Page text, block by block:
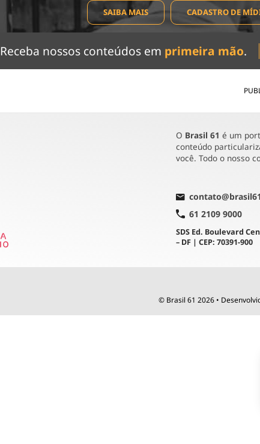
SAIBA MAIS CADASTRO DE
Receba nossos conteúdos em primeira mão.
O Brasil 61 é um
conteúdo
você. Todo o nosso
61 2109 9000
SDS Ed. Boulevard
– DF | CEP: 70391-900
© Brasil 61 2026 •